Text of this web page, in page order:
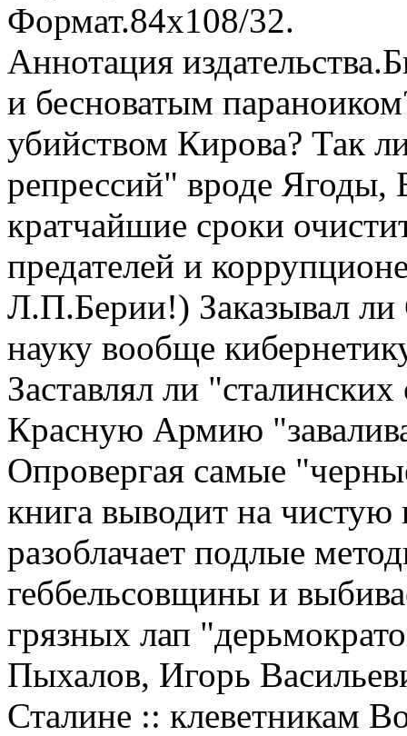
Формат.84x108/32.
Аннотация издательства.
и бесноватым
убийством Кирова? Так
репрессий" вроде Ягоды,
кратчайшие сроки
предателей и
Л.П.Берии!) Заказывал ли
науку вообще
Заставлял ли
Красную Армию
Опровергая самые
книга выводит на
разоблачает подлые
геббельсовщины и
грязных лап
Пыхалов, Игорь
Сталине :: клеветникам